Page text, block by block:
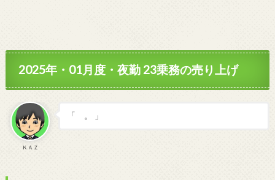
2025年・01月度・夜勤 23乗務の売り上げ
ＫＡＺ
「 。 」